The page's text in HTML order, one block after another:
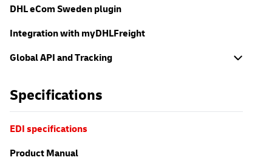
DHL eCom Sweden plugin
Integration with myDHLFreight
Global API and Tracking
Specifications
EDI specifications
Product Manual